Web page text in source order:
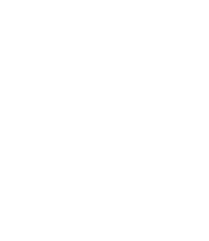
telefón, TV/sat., minibar, trezor
za poplatok.